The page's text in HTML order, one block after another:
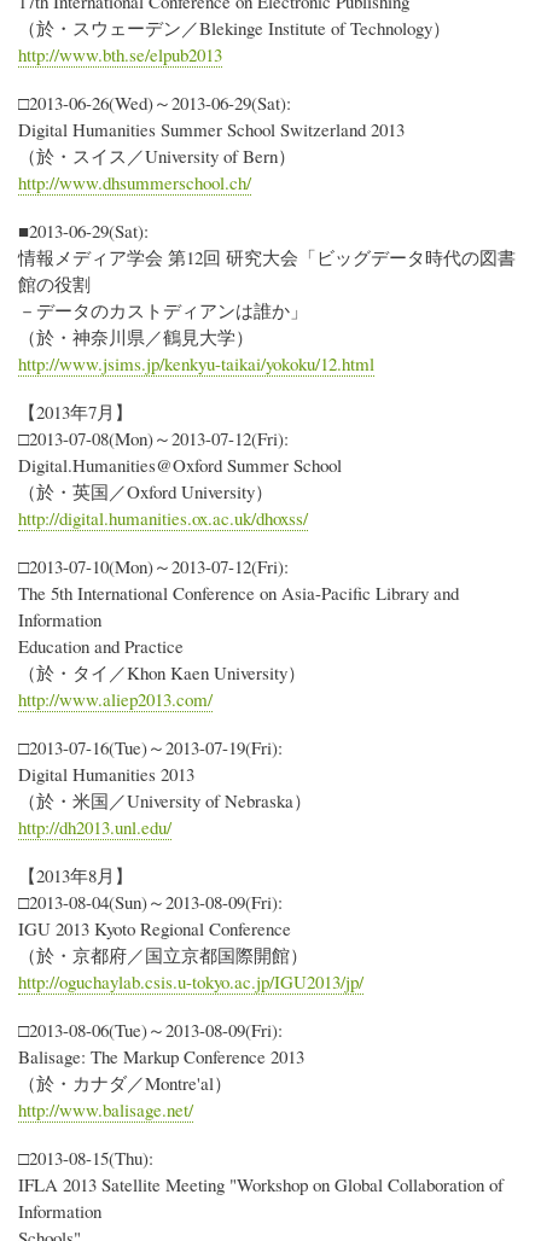
（於・スウェーデン／Blekinge Institute of Technology）
http://www.bth.se/elpub2013
□2013-06-26(Wed)～2013-06-29(Sat):
Digital Humanities Summer School Switzerland 2013
（於・スイス／University of Bern）
http://www.dhsummerschool.ch/
■2013-06-29(Sat):
情報メディア学会 第12回 研究大会「ビッグデータ時代の図書
館の役割
－データのカストディアンは誰か」
（於・神奈川県／鶴見大学）
http://www.jsims.jp/kenkyu-taikai/yokoku/12.html
【2013年7月】
□2013-07-08(Mon)～2013-07-12(Fri):
Digital.Humanities@Oxford Summer School
（於・英国／Oxford University）
http://digital.humanities.ox.ac.uk/dhoxss/
□2013-07-10(Mon)～2013-07-12(Fri):
The 5th International Conference on Asia-Pacific Library and
Information
Education and Practice
（於・タイ／Khon Kaen University）
http://www.aliep2013.com/
□2013-07-16(Tue)～2013-07-19(Fri):
Digital Humanities 2013
（於・米国／University of Nebraska）
http://dh2013.unl.edu/
【2013年8月】
□2013-08-04(Sun)～2013-08-09(Fri):
IGU 2013 Kyoto Regional Conference
（於・京都府／国立京都国際開館）
http://oguchaylab.csis.u-tokyo.ac.jp/IGU2013/jp/
□2013-08-06(Tue)～2013-08-09(Fri):
Balisage: The Markup Conference 2013
（於・カナダ／Montre'al）
http://www.balisage.net/
□2013-08-15(Thu):
IFLA 2013 Satellite Meeting "Workshop on Global Collaboration of
Information